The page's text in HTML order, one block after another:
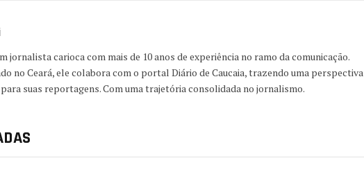
jornalista carioca com mais de 10 anos de experiência no ramo da comunicação.
no Ceará, ele colabora com o portal Diário de Caucaia, trazendo uma perspectiva
suas reportagens. Com uma trajetória consolidada no jornalismo.